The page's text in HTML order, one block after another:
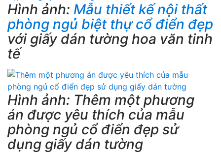
Hình ảnh: Mẫu thiết kế nội thất
phòng ngủ biệt thự cổ điển đẹp
với giấy dán tường hoa văn tinh
tế
Hình ảnh: Thêm một phương
án được yêu thích của mẫu
phòng ngủ cổ điển đẹp sử
dụng giấy dán tường